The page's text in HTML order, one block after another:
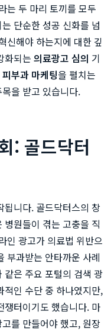
는 두 마리 토끼를 모두
단순한 성공 신화를 넘
신해야 하는지에 대한 깊
화되는 의료광고 심의 기
피부과 마케팅을 펼치는
을 받고 있습니다.
: 골드닥터
됩니다. 골드닥터스의 창
원들이 겪는 고충을 직
인 광고가 의료법 위반으
부과받는 안타까운 사례
같은 주요 포털의 검색 광
인 수단 중 하나였지만,
쟁터이기도 했습니다. 마
를 만들어야 했고, 원장